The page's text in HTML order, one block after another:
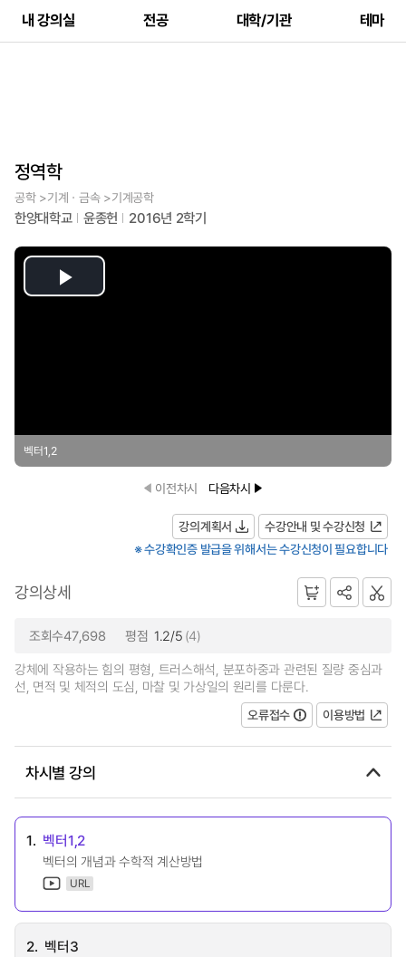
내 강의실 전공 대학/기관 테마
정역학
공학 >기계ㆍ금속 >기계공학
한양대학교 윤종헌 2016년 2학기
Play
벡터1,2
이전차시 다음차시
강의계획서
수강안내 및 수강신청
※ 수강확인증 발급을 위해서는 수강신청이 필요합니다
강의상세
조회수47,698 평점 1.2/5 (4)
강체에 작용하는 힘의 평형, 트러스해석, 분포하중과 관련된 질량 중심과
선, 면적 및 체적의 도심, 마찰 및 가상일의 원리를 다룬다.
오류접수
이용방법
차시별 강의
1. 벡터1,2
벡터의 개념과 수학적 계산방법
URL
2. 벡터3